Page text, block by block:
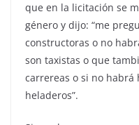
que en la licitación se
género y dijo: “me
constructoras o no
son taxistas o que
carrereas o si no habrá
heladeros”.